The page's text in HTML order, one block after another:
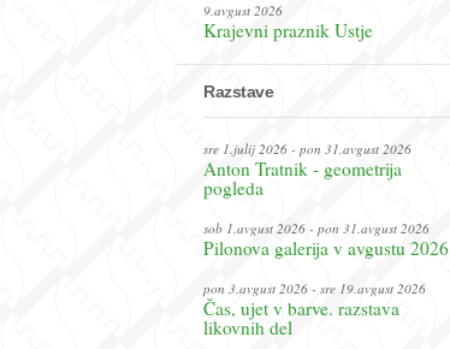
9.avgust 2026
Krajevni praznik Ustje
Razstave
sre 1.julij 2026 - pon 31.avgust 2026
Anton Tratnik - geometrija
pogleda
sob 1.avgust 2026 - pon 31.avgust 2026
Pilonova galerija v avgustu 2026
pon 3.avgust 2026 - sre 19.avgust 2026
Čas, ujet v barve. razstava
likovnih del